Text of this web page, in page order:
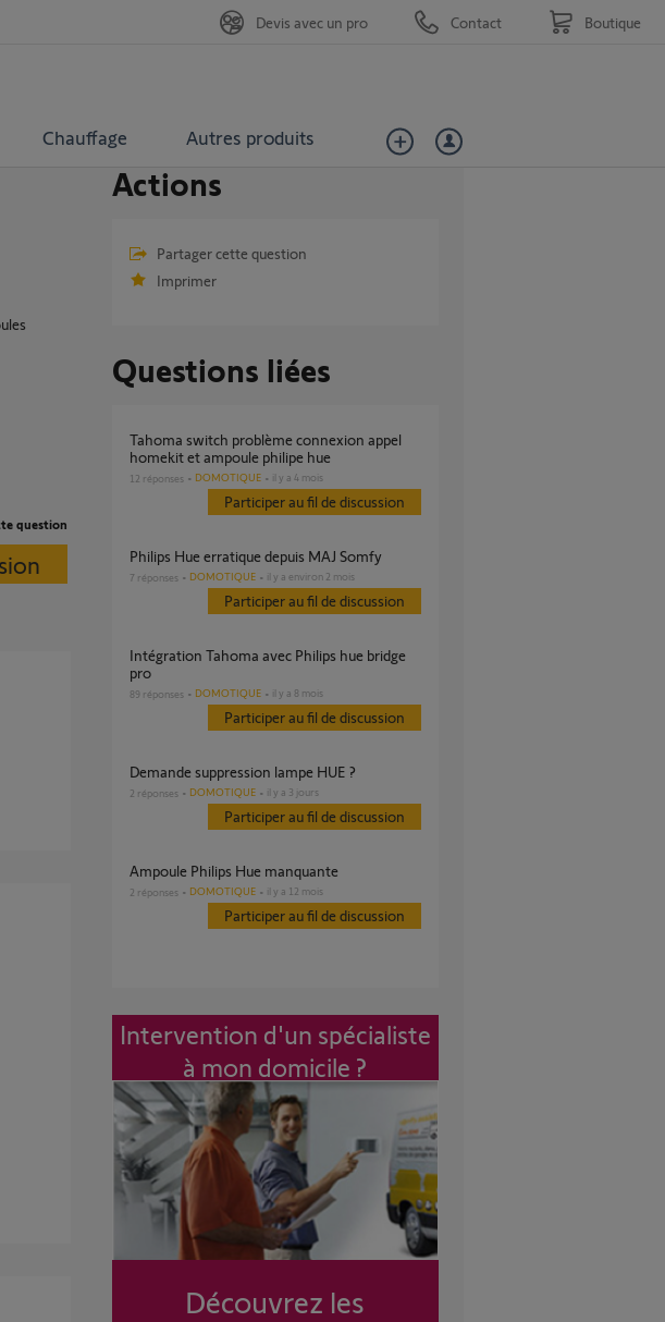
Chauffage Autres produits
Devis avec un pro Contact Boutique
question
Actions
Partager cette question
Imprimer
Questions liées
Tahoma switch problème connexion appel
homekit et ampoule philipe hue
12 réponses DOMOTIQUE il y a 4 mois
Participer au fil de discussion
Philips Hue erratique depuis MAJ Somfy
7 réponses DOMOTIQUE il y a environ 2 mois
Participer au fil de discussion
Intégration Tahoma avec Philips hue bridge
pro
89 réponses DOMOTIQUE il y a 8 mois
Participer au fil de discussion
Demande suppression lampe HUE ?
2 réponses DOMOTIQUE il y a 3 jours
Participer au fil de discussion
Ampoule Philips Hue manquante
2 réponses DOMOTIQUE il y a 12 mois
Participer au fil de discussion
Intervention d'un spécialiste
à mon domicile ?
Découvrez les